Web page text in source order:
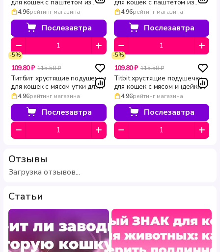
для кошек с паштетом из
индейки 30 г
4.96рейтинг магазина
Послезавтра
для кошек с паштетом из
говядины 60 г
4.96рейтинг магазина
Послезавтра
-5%
109.80 ₽ 115.58 ₽
Титбит хрустящие подушечки
для кошек с мясом утки для
чистки зубов 60 г
4.96рейтинг магазина
Послезавтра
-5%
109.80 ₽ 115.58 ₽
Titbit хрустящие подушечки
для кошек с мясом индейки
для здоровья сердца 60 г
4.96рейтинг магазина
Послезавтра
Отзывы
Загрузка отзывов...
Статьи